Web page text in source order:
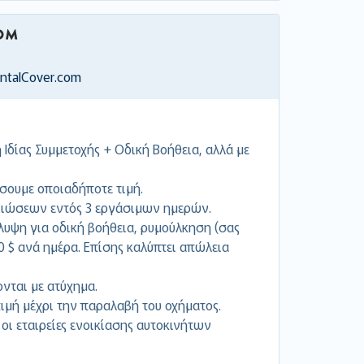
Συμμετοχής + Οδική Βοήθεια, αλλά με
οποιαδήποτε τιμή.
εντός 3 εργάσιμων ημερών.
για οδική βοήθεια, ρυμούλκηση (σας
$ ανά ημέρα. Επίσης καλύπτει απώλεια
με ατύχημα.
μέχρι την παραλαβή του οχήματος.
εταιρείες ενοικίασης αυτοκινήτων